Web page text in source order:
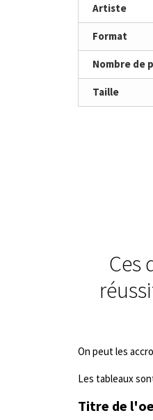
Artiste
Format
Nombre de
Taille
Ces
On peut les
Les tableaux
Titre de